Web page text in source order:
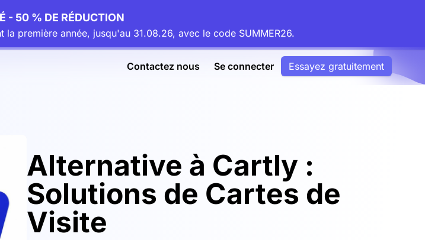
- 50 % DE RÉDUCTION
première année, jusqu'au 31.08.26, avec le code SUMMER26.
Contactez nous Se connecter Essayez gratuitement
Alternative à Cartly :
Solutions de Cartes de
Visite